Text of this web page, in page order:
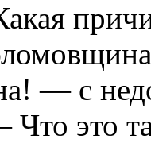
— с
Что это